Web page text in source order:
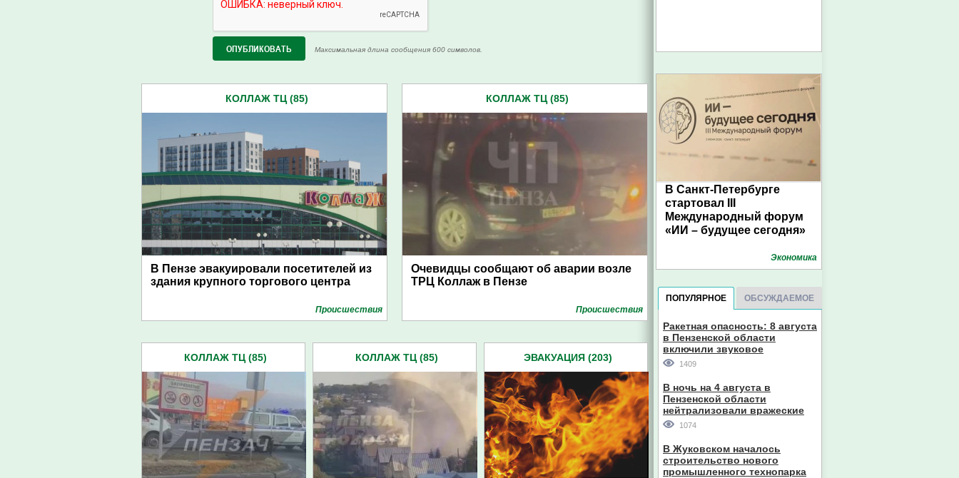
Максимальная длина сообщения 600 символов.
КОЛЛАЖ ТЦ (85)
В Пензе эвакуировали посетителей из
здания крупного торгового центра
Проиcшествия
КОЛЛАЖ ТЦ (85)
Очевидцы сообщают об аварии возле
ТРЦ Коллаж в Пензе
Проиcшествия
КОЛЛАЖ ТЦ (85) КОЛЛАЖ ТЦ (85) ЭВАКУАЦИЯ (203)
В Санкт-Петербурге
стартовал III
Международный форум
«ИИ – будущее сегодня»
Экономика
ПОПУЛЯРНОЕ ОБСУЖДАЕМОЕ
Ракетная опасность: 8 августа
в Пензенской области
включили звуковое
оповещение
1409
В ночь на 4 августа в
Пензенской области
нейтрализовали вражеские
дроны
1074
В Жуковском началось
строительство нового
промышленного технопарка